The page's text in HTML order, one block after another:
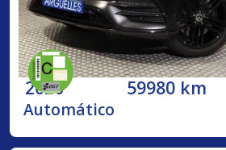
2020 59980 km
Automático